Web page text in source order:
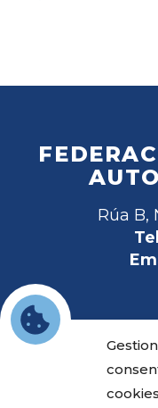
cookies
Rúa B,
Tel